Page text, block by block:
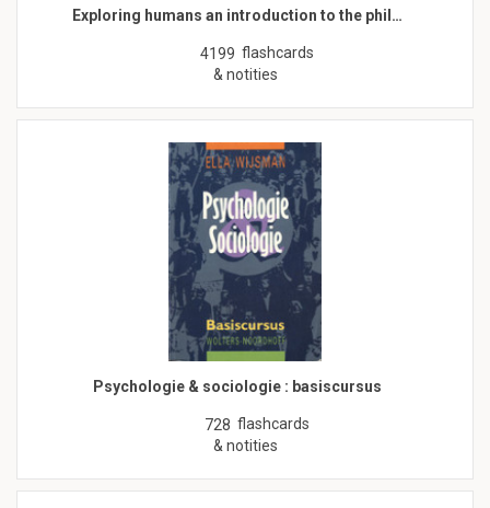
Exploring humans an introduction to the phil…
4199 flashcards
& notities
Psychologie & sociologie : basiscursus
728 flashcards
& notities